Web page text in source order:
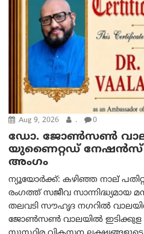
Aug 9, 2026 . 0
ഡോ. ജോൺസൺ
യുണൈറ്റഡ് നേഷൻസ്
അംഗം
ന്യൂയോര്‍ക്ക്: കഴിഞ്ഞ നാല്
രംഗത്ത് സജീവ
തലവടി സൗഹൃദ നഗറിൽ
ജോൺസൺ വാലയിൽ ഇടിക്കുള